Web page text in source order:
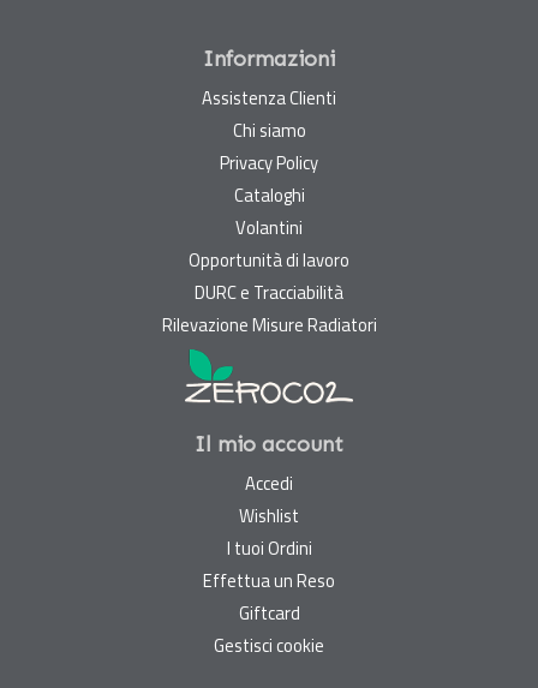
Informazioni
Assistenza Clienti
Chi siamo
Privacy Policy
Cataloghi
Volantini
Opportunità di lavoro
DURC e Tracciabilità
Rilevazione Misure Radiatori
Il mio account
Accedi
Wishlist
I tuoi Ordini
Effettua un Reso
Giftcard
Gestisci cookie